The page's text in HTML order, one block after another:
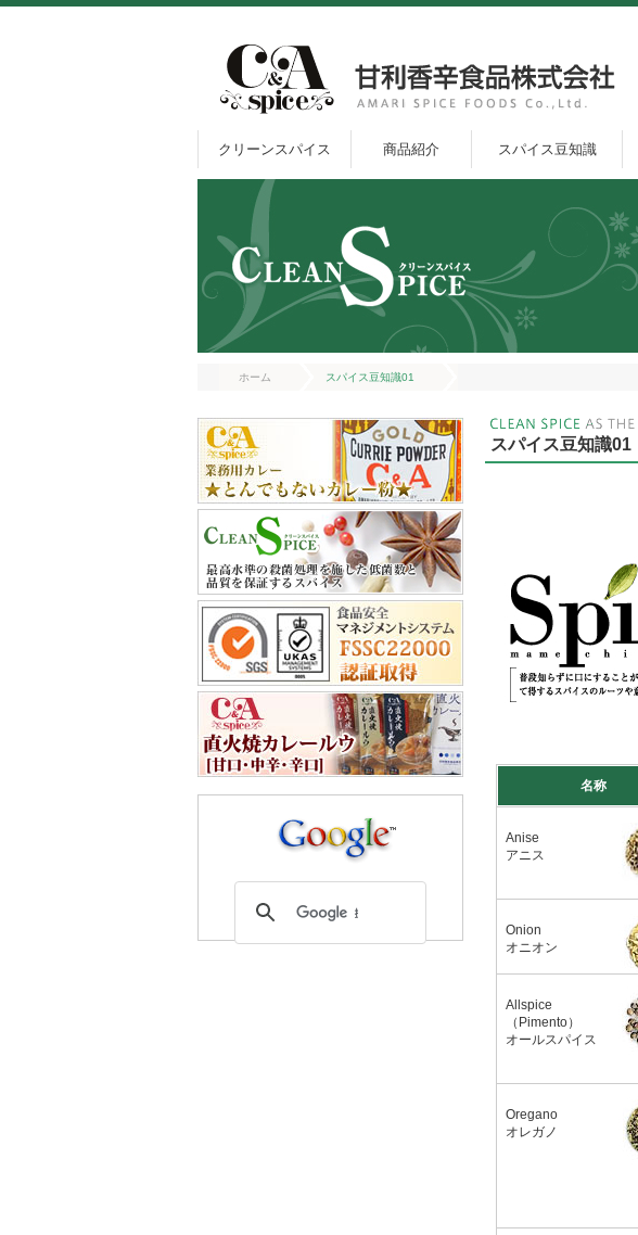
クリーンスパイス 商品紹介 スパイス豆知識
ホーム スパイス豆知識01
スパイス豆知識01
名称
Anise
アニス
Onion
オニオン
Allspice
（Pimento）
オールスパイス
Oregano
オレガノ